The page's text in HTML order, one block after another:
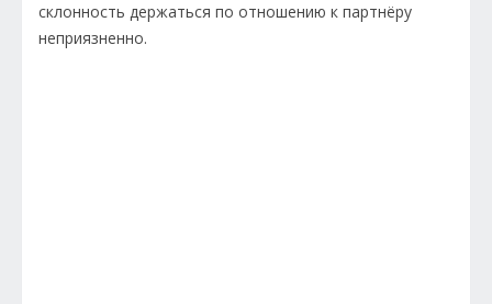
склонность держаться по отношению к партнёру
неприязненно.